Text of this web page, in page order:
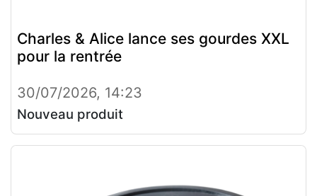
Charles & Alice lance ses gourdes XXL
pour la rentrée
30/07/2026, 14:23
Nouveau produit